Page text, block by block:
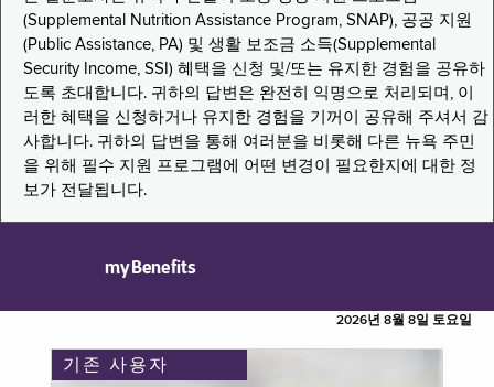
(Supplemental Nutrition Assistance Program, SNAP), 공공 지원
(Public Assistance, PA) 및 생활 보조금 소득(Supplemental
Security Income, SSI) 혜택을 신청 및/또는 유지한 경험을 공유하
도록 초대합니다. 귀하의 답변은 완전히 익명으로 처리되며, 이
러한 혜택을 신청하거나 유지한 경험을 기꺼이 공유해 주셔서 감
사합니다. 귀하의 답변을 통해 여러분을 비롯해 다른 뉴욕 주민
을 위해 필수 지원 프로그램에 어떤 변경이 필요한지에 대한 정
보가 전달됩니다.
myBenefits
2026년 8월 8일 토요일
기존 사용자